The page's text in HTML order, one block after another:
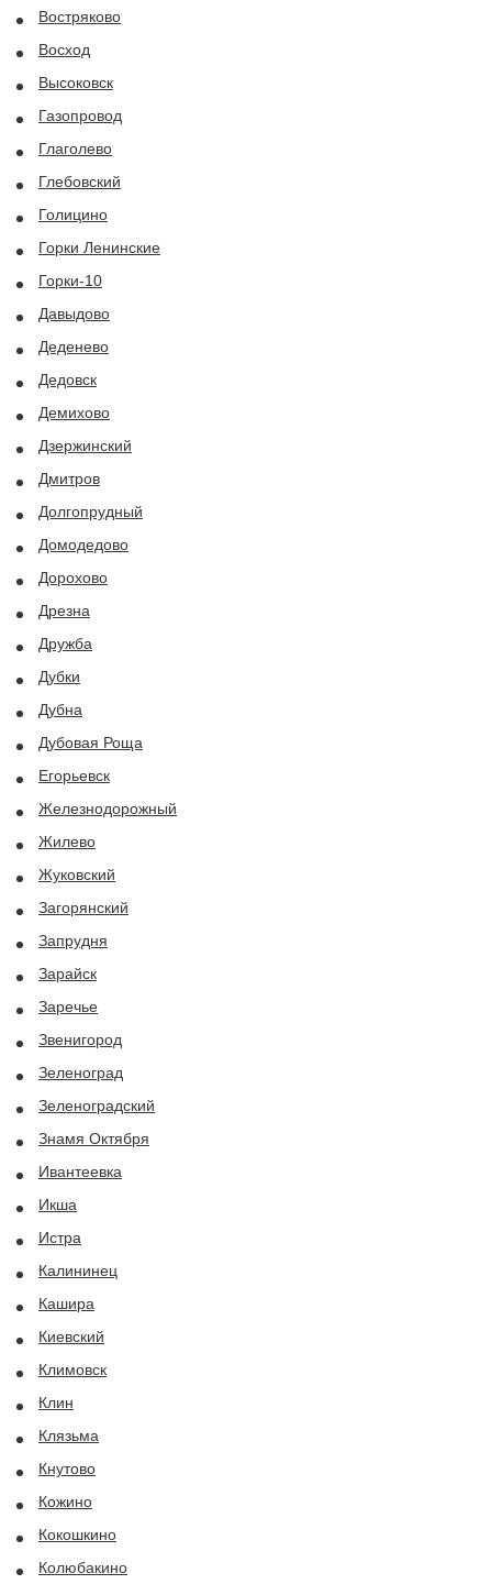
Востряково
Восход
Высоковск
Газопровод
Глаголево
Глебовский
Голицино
Горки Ленинские
Горки-10
Давыдово
Деденево
Дедовск
Демихово
Дзержинский
Дмитров
Долгопрудный
Домодедово
Дорохово
Дрезна
Дружба
Дубки
Дубна
Дубовая Роща
Егорьевск
Железнодорожный
Жилево
Жуковский
Загорянский
Запрудня
Зарайск
Заречье
Звенигород
Зеленоград
Зеленоградский
Знамя Октября
Ивантеевка
Икша
Истра
Калининец
Кашира
Киевский
Климовск
Клин
Клязьма
Кнутово
Кожино
Кокошкино
Колюбакино